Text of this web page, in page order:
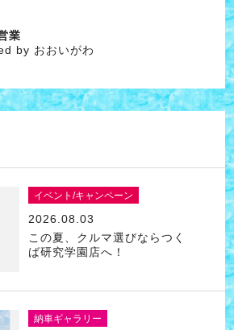
業
by おおいがわ
イベント/キャンペーン
2026.08.03
この夏、クルマ選びならつく
ば研究学園店へ！
納車ギャラリー